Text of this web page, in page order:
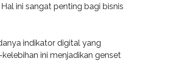
ini sangat penting bagi bisnis
indikator digital yang
ini menjadikan genset